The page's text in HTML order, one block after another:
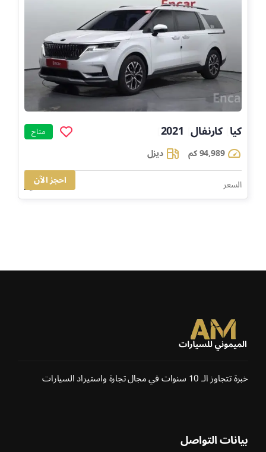
كيا كارنفال]
2021 متاح
94,989 كم
ديزل
السعر
65,838
احجز الآن
خبرة تتجاوز الـ 10 سنوات في مجال تجارة واستيراد السيارات
بيانات التواصل